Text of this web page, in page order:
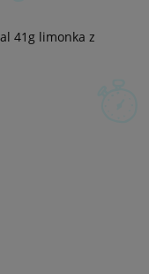
41g limonka z